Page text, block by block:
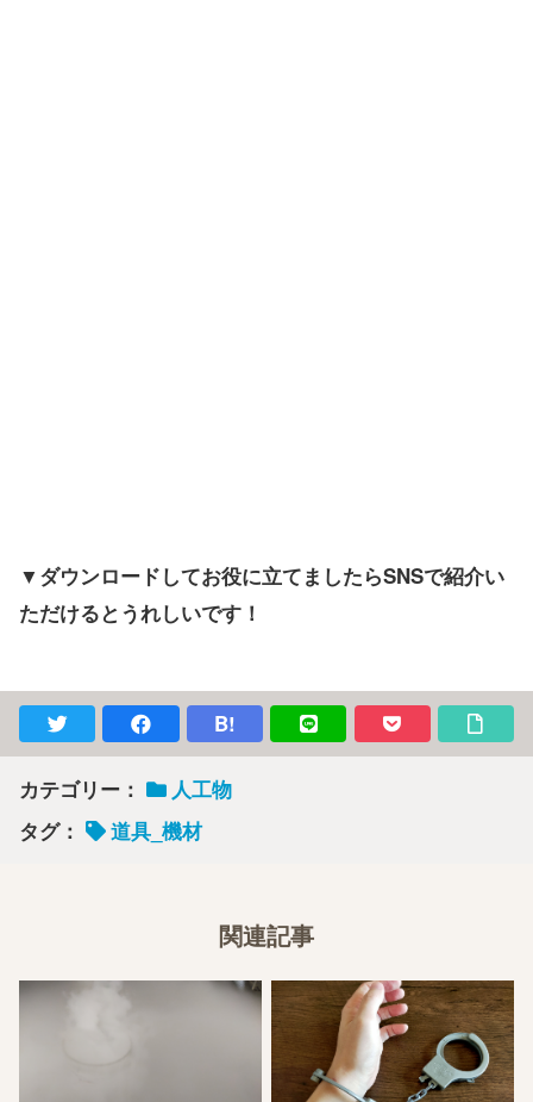
▼ダウンロードしてお役に立てましたらSNSで紹介い
ただけるとうれしいです！
B!
カテゴリー：
人工物
タグ：
道具_機材
関連記事